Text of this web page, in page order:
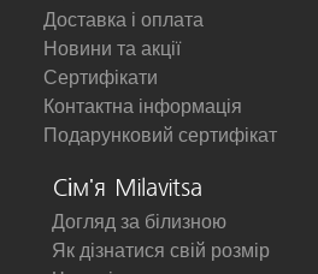
Доставка і оплата
Новини та акції
Сертифікати
Контактна інформація
Подарунковий сертифікат
Сім'я Milavitsa
Догляд за білизною
Як дізнатися свій розмір